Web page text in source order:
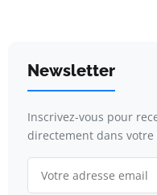
Newsletter
Inscrivez-vous pour
directement dans